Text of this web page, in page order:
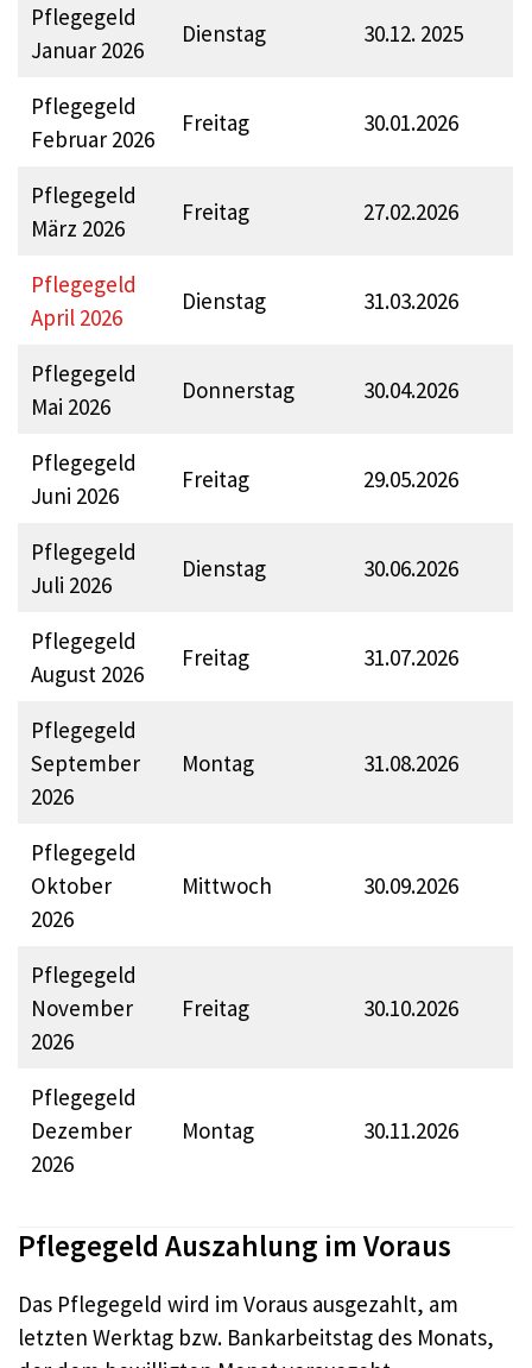
Pflegegeld
Januar 2026
Dienstag 30.12. 2025
Pflegegeld
Februar 2026
Freitag 30.01.2026
Pflegegeld
März 2026
Freitag 27.02.2026
Pflegegeld
April 2026
Dienstag 31.03.2026
Pflegegeld
Mai 2026
Donnerstag 30.04.2026
Pflegegeld
Juni 2026
Freitag 29.05.2026
Pflegegeld
Juli 2026
Dienstag 30.06.2026
Pflegegeld
August 2026
Freitag 31.07.2026
Pflegegeld
September
2026
Montag 31.08.2026
Pflegegeld
Oktober
2026
Mittwoch 30.09.2026
Pflegegeld
November
2026
Freitag 30.10.2026
Pflegegeld
Dezember
2026
Montag 30.11.2026
Pflegegeld Auszahlung im Voraus
Das Pflegegeld wird im Voraus ausgezahlt, am
letzten Werktag bzw. Bankarbeitstag des Monats,